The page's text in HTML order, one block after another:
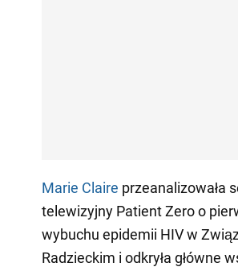
Marie Claire przeanalizowała
telewizyjny Patient Zero o
wybuchu epidemii HIV w
Radzieckim i odkryła główne